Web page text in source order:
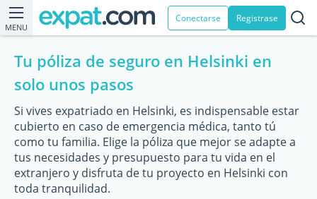
MENU
Conectarse Registrase
Tu póliza de seguro en Helsinki en
solo unos pasos
Si vives expatriado en Helsinki, es indispensable estar
cubierto en caso de emergencia médica, tanto tú
como tu familia. Elige la póliza que mejor se adapte a
tus necesidades y presupuesto para tu vida en el
extranjero y disfruta de tu proyecto en Helsinki con
toda tranquilidad.